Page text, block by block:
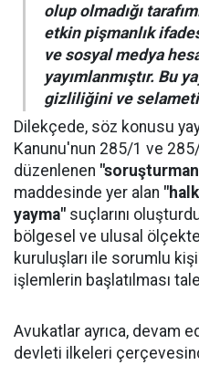
olup olmadığı
etkin pişmanlık
ve sosyal medya
yayımlanmıştır. Bu
gizliliğini ve
Dilekçede, söz konusu
Kanunu'nun 285/1 ve
düzenlenen
maddesinde yer alan
yayma" suçlarını
bölgesel ve ulusal ölçekte
kuruluşları ile sorumlu
işlemlerin başlatılması
Avukatlar ayrıca, devam
devleti ilkeleri